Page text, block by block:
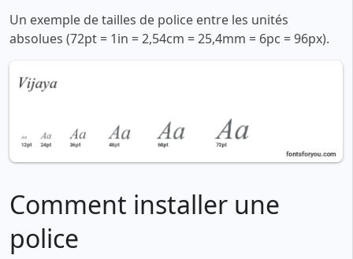
Un exemple de tailles de police entre les unités
absolues (72pt = 1in = 2,54cm = 25,4mm = 6pc = 96px).
Comment installer une
police